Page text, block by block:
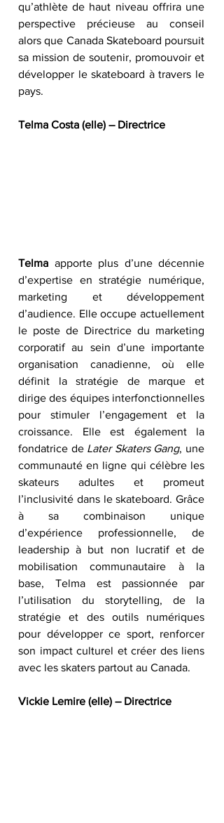
qu’athlète de haut niveau offrira une
perspective précieuse au conseil
alors que Canada Skateboard poursuit
sa mission de soutenir, promouvoir et
développer le skateboard à travers le
pays.
Telma Costa (elle) – Directrice
Telma apporte plus d’une décennie
d’expertise en stratégie numérique,
marketing et développement
d’audience. Elle occupe actuellement
le poste de Directrice du marketing
corporatif au sein d’une importante
organisation canadienne, où elle
définit la stratégie de marque et
dirige des équipes interfonctionnelles
pour stimuler l’engagement et la
croissance. Elle est également la
fondatrice de Later Skaters Gang, une
communauté en ligne qui célèbre les
skateurs adultes et promeut
l’inclusivité dans le skateboard. Grâce
à sa combinaison unique
d’expérience professionnelle, de
leadership à but non lucratif et de
mobilisation communautaire à la
base, Telma est passionnée par
l’utilisation du storytelling, de la
stratégie et des outils numériques
pour développer ce sport, renforcer
son impact culturel et créer des liens
avec les skaters partout au Canada.
Vickie Lemire (elle) – Directrice